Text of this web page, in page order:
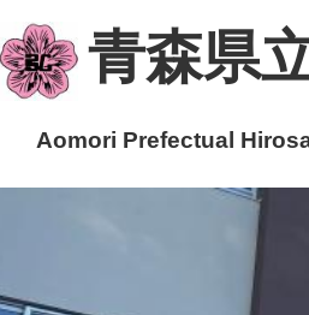
青森県
Aomori Prefectual